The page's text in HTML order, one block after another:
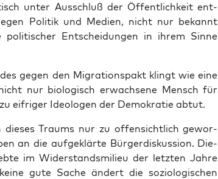
unter Aus­schluß der Öffent­lich­keit ent­
Poli­tik und Medi­en, nicht nur bekannt
poli­ti­scher Ent­schei­dun­gen in ihrem Sin­ne
gegen den Migra­ti­ons­pakt klingt wie eine
nur bio­lo­gisch erwach­se­ne Mensch für
eif­ri­ger Ideo­lo­gen der Demo­kra­tie abtut.
die­ses Traums nur zu offen­sicht­lich gewor­
an die auf­ge­klär­te Bür­ger­dis­kus­si­on. Die­
im Wider­stands­mi­lieu der letz­ten Jah­re
gute Sache ändert die sozio­lo­gi­schen